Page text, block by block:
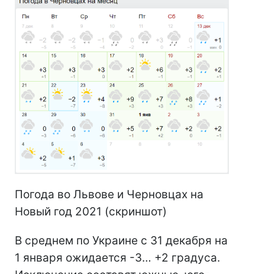
Погода во Львове и Черновцах на
Новый год 2021 (скриншот)
В среднем по Украине с 31 декабря на
1 января ожидается -3… +2 градуса.